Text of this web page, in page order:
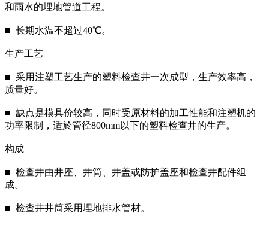
和雨水的埋地管道工程。
■ 长期水温不超过40℃。
生产工艺
■ 采用注塑工艺生产的塑料检查井一次成型，生产效率高，
质量好。
■ 缺点是模具价较高，同时受原材料的加工性能和注塑机的
功率限制，适於管径800mm以下的塑料检查井的生产。
构成
■ 检查井由井座、井筒、井盖或防护盖座和检查井配件组
成。
■ 检查井井筒采用埋地排水管材。